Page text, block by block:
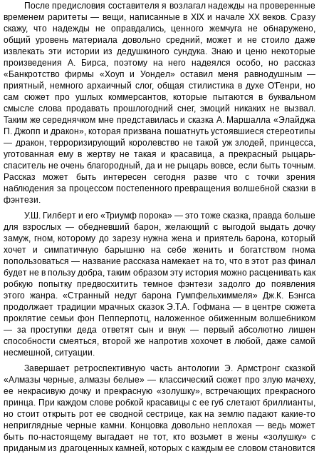
После предисловия составителя я возлагал надежды на проверенные
временем раритеты — вещи, написанные в XIX и начале XX веков. Сразу
скажу, что надежды не оправдались, ценного жемчуга не обнаружено,
общий уровень материала довольно средний, может и не стоило даже
извлекать эти истории из дедушкиного сундука. Знаю и ценю некоторые
произведения А. Бирса, поэтому на него надеялся особо, но рассказ
«Банкротство фирмы «Хоуп и Уондел» оставил меня равнодушным —
приятный, немного архаичный слог, общая стилистика в духе О'Генри, но
сам сюжет про ушлых коммерсантов, которые пытаются в буквальном
смысле слова продавать прошлогодний снег, эмоций никаких не вызвал.
Таким же середнячком мне представилась и сказка А. Маршалла «Элайджа
П. Джопп и дракон», которая призвана пошатнуть устоявшиеся стереотипы
— дракон, терроризирующий королевство не такой уж злодей, принцесса,
уготованная ему в жертву не такая и красавица, а прекрасный рыцарь-
спаситель не очень благородный, да и не рыцарь вовсе, если быть точным.
Рассказ может быть интересен сегодня разве что с точки зрения
наблюдения за процессом постепенного превращения волшебной сказки в
фэнтези.
У.Ш. Гилберт и его «Триумф порока» — это тоже сказка, правда больше
для взрослых — обедневший барон, желающий с выгодой выдать дочку
замуж, гном, которому до зарезу нужна жена и приятель барона, который
хочет и симпатичную барышню на себе женить и богатством гнома
попользоваться — название рассказа намекает на то, что в этот раз финал
будет не в пользу добра, таким образом эту история можно расценивать как
робкую попытку предвосхитить темное фэнтези задолго до появления
этого жанра. «Странный недуг барона Гумпфельхиммеля» Дж.К. Бэнгса
продолжает традиции мрачных сказок Э.Т.А. Гофмана — в центре сюжета
проклятие семьи фон Пепперпотц, наложенное обиженным волшебником
— за проступки деда ответят сын и внук — первый абсолютно лишен
способности смеяться, второй же напротив хохочет в любой, даже самой
несмешной, ситуации.
Завершает ретроспективную часть антологии Э. Армстронг сказкой
«Алмазы черные, алмазы белые» — классический сюжет про злую мачеху,
ее некрасивую дочку и прекрасную «золушку», встречающих прекрасного
принца. При каждом слове робкой красавицы с ее губ слетают бриллианты,
но стоит открыть рот ее сводной сестрице, как на землю падают какие-то
неприглядные черные камни. Концовка довольно неплохая — ведь может
быть по-настоящему выгадает не тот, кто возьмет в жены «золушку» с
приданым из драгоценных камней, которых с каждым ее словом становится